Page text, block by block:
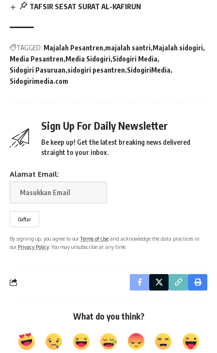
TAFSIR SESAT SURAT AL-KAFIRUN
TAGGED: Majalah Pesantren majalah santri Majalah sidogiri
Media Pesantren Media Sidogiri Sidogiri Media
Sidogiri Pasuruan sidogiri pesantren SidogiriMedia
Sidogirimedia.com
Sign Up For Daily Newsletter
Be keep up! Get the latest breaking news delivered
straight to your inbox.
Alamat Email:
By signing up, you agree to ourTerms of Use and acknowledge the data practices in
our Privacy Policy. You may unsubscribe at any time.
What do you think?